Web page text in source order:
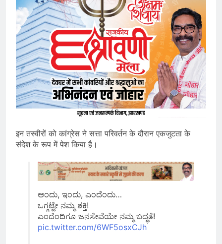
इन तस्वीरों को कांग्रेस ने सत्ता परिवर्तन के दौरान एकजुटता के
संदेश के रूप में पेश किया है।
ಅಂದು, ಇಂದು, ಎಂದೆಂದು…
ಒಗ್ಗಟ್ಟೇ ನಮ್ಮ ಶಕ್ತಿ!
ಎಂದೆಂದಿಗೂ ಜನಸೇವೆಯೇ ನಮ್ಮ ಬದ್ಧತೆ!
pic.twitter.com/6WF5osxCJh